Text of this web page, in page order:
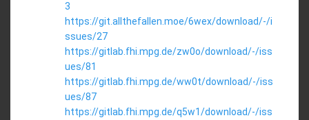
3
https://git.allthefallen.moe/6wex/download/-/i
ssues/27
https://gitlab.fhi.mpg.de/zw0o/download/-/iss
ues/81
https://gitlab.fhi.mpg.de/ww0t/download/-/iss
ues/87
https://gitlab.fhi.mpg.de/q5w1/download/-/iss